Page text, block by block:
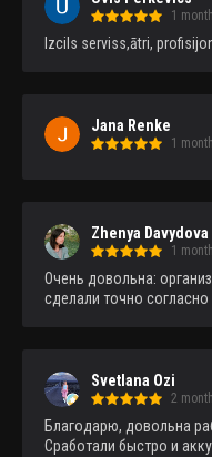
1
Izcils serviss,ātri,
Jana Renke
1
Zhenya Davydova
1
Очень довольна:
сделали точно
Svetlana Ozi
2
Благодарю, довольна
Сработали быстро и